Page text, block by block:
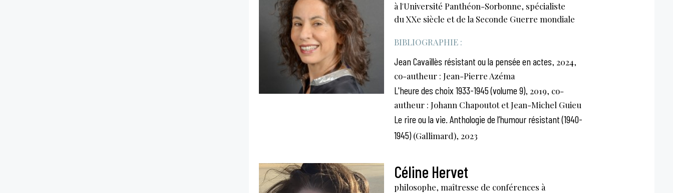
à l'Université Panthéon-Sorbonne, spécialiste
du XXe siècle et de la Seconde Guerre mondiale
BIBLIOGRAPHIE :
Jean Cavaillès résistant ou la pensée en actes, 2024,
co-autheur : Jean-Pierre Azéma
L'heure des choix 1933-1945 (volume 9), 2019, co-
autheur : Johann Chapoutot et Jean-Michel Guieu
Le rire ou la vie. Anthologie de l’humour résistant (1940-
1945)(Gallimard), 2023
Céline Hervet
philosophe, maîtresse de conférences à